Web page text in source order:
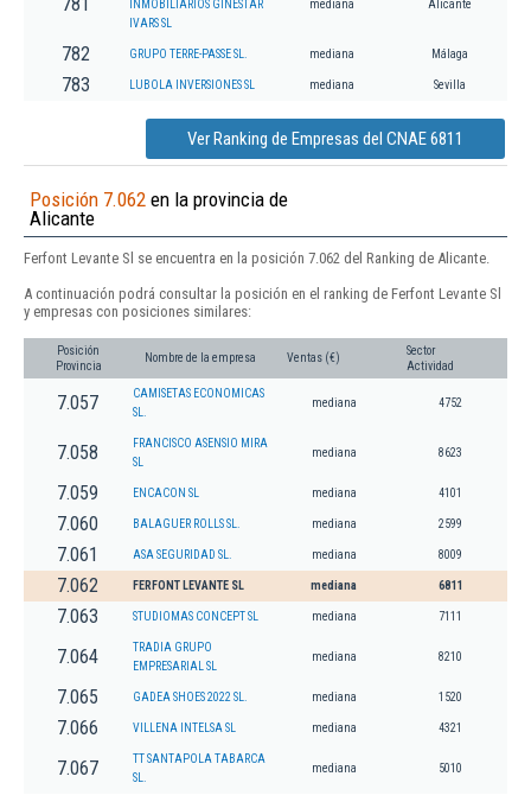
INMOBILIARIOS GINESTAR
IVARS SL
mediana Alicante
782 GRUPO TERRE-PASSE SL. mediana Málaga
783 LUBOLA INVERSIONES SL mediana Sevilla
Ver Ranking de Empresas del CNAE 6811
Posición 7.062 en la provincia de
Alicante
Ferfont Levante Sl se encuentra en la posición 7.062 del Ranking de Alicante.
A continuación podrá consultar la posición en el ranking de Ferfont Levante Sl
y empresas con posiciones similares:
Posición
Provincia
Nombre de la empresa Ventas (€)
Sector
Actividad
7.057
CAMISETAS ECONOMICAS
SL.
mediana 4752
7.058
FRANCISCO ASENSIO MIRA
SL
mediana 8623
7.059 ENCACON SL mediana 4101
7.060 BALAGUER ROLLS SL. mediana 2599
7.061 ASA SEGURIDAD SL. mediana 8009
7.062 FERFONT LEVANTE SL mediana 6811
7.063 STUDIOMAS CONCEPT SL mediana 7111
7.064
TRADIA GRUPO
EMPRESARIAL SL
mediana 8210
7.065 GADEA SHOES 2022 SL. mediana 1520
7.066 VILLENA INTELSA SL mediana 4321
7.067
TT SANTAPOLA TABARCA
SL.
mediana 5010